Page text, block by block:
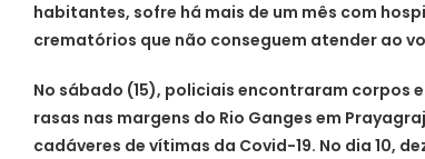
habitantes, sofre há mais de um mês com
crematórios que não conseguem atender ao
No sábado (15), policiais encontraram corpos
rasas nas margens do Rio Ganges em
cadáveres de vítimas da Covid-19. No dia 10,